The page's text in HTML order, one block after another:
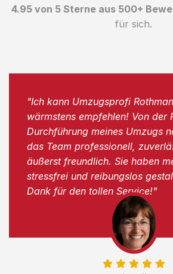
4.95 von 5 Sterne aus 500+
für sich.
"Ich kann Umzugsprofi
wärmstens empfehlen! Von der
Durchführung meines Umzugs
das Team professionell,
äußerst freundlich. Sie haben
stressfrei und reibungslos
Dank für den tollen Service!"